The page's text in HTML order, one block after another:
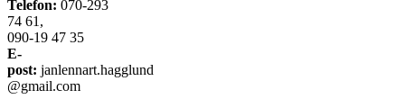
Telefon: 070-293
74 61,
090-19 47 35
E-
post: janlennart.hagglund
@gmail.com